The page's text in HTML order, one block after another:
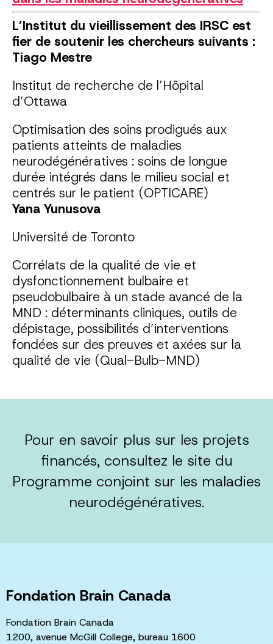
L’Institut du vieillissement des IRSC est
fier de soutenir les chercheurs suivants :
Tiago Mestre
Institut de recherche de l’Hôpital
d’Ottawa
Optimisation des soins prodigués aux
patients atteints de maladies
neurodégénératives : soins de longue
durée intégrés dans le milieu social et
centrés sur le patient (OPTICARE)
Yana Yunusova
Université de Toronto
Corrélats de la qualité de vie et
dysfonctionnement bulbaire et
pseudobulbaire à un stade avancé de la
MND : déterminants cliniques, outils de
dépistage, possibilités d’interventions
fondées sur des preuves et axées sur la
qualité de vie (Qual-Bulb-MND)
Pour en savoir plus sur les projets
financés, consultez le site du
Programme conjoint sur les maladies
neurodégénératives.
Fondation Brain Canada
Fondation Brain Canada
1200, avenue McGill College, bureau 1600